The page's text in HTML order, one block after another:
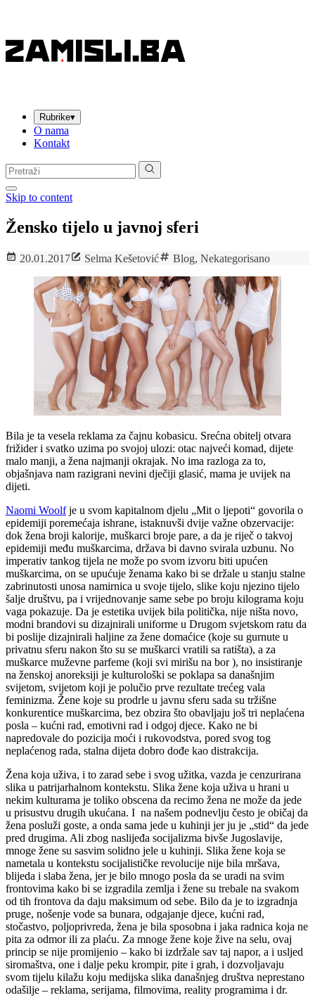
Rubrike▾
O nama
Kontakt
Pretraga:
Skip to content
Žensko tijelo u javnoj sferi
20.01.2017 Selma Kešetović Blog, Nekategorisano
Bila je ta vesela reklama za čajnu kobasicu. Srećna obitelj otvara
frižider i svatko uzima po svojoj ulozi: otac najveći komad, dijete
malo manji, a žena najmanji okrajak. No ima razloga za to,
objašnjava nam razigrani nevini dječiji glasić, mama je uvijek na
dijeti.
Naomi Woolfje u svom kapitalnom djelu „Mit o ljepoti“ govorila o
epidemiji poremećaja ishrane, istaknuvši dvije važne obzervacije:
dok žena broji kalorije, muškarci broje pare, a da je riječ o takvoj
epidemiji među muškarcima, država bi davno svirala uzbunu. No
imperativ tankog tijela ne može po svom izvoru biti upućen
muškarcima, on se upućuje ženama kako bi se držale u stanju stalne
zabrinutosti unosa namirnica u svoje tijelo, slike koju njezino tijelo
šalje društvu, pa i vrijednovanje same sebe po broju kilograma koju
vaga pokazuje. Da je estetika uvijek bila politička, nije ništa novo,
modni brandovi su dizajnirali uniforme u Drugom svjetskom ratu da
bi poslije dizajnirali haljine za žene domaćice (koje su gurnute u
privatnu sferu nakon što su se muškarci vratili sa ratišta), a za
muškarce muževne parfeme (koji svi mirišu na bor ), no insistiranje
na ženskoj anoreksiji je kulturološki se poklapa sa današnjim
svijetom, svijetom koji je polučio prve rezultate trećeg vala
feminizma. Žene koje su prodrle u javnu sferu sada su tržišne
konkurentice muškarcima, bez obzira što obavljaju još tri neplaćena
posla – kućni rad, emotivni rad i odgoj djece. Kako ne bi
napredovale do pozicija moći i rukovodstva, pored svog tog
neplaćenog rada, stalna dijeta dobro dođe kao distrakcija.
Žena koja uživa, i to zarad sebe i svog užitka, vazda je cenzurirana
slika u patrijarhalnom kontekstu. Slika žene koja uživa u hrani u
nekim kulturama je toliko obscena da recimo žena ne može da jede
u prisustvu drugih ukućana. I na našem podnevlju često je običaj da
žena posluži goste, a onda sama jede u kuhinji jer ju je „stid“ da jede
pred drugima. Ali zbog naslijeđa socijalizma bivše Jugoslavije,
mnoge žene su sasvim solidno jele u kuhinji. Slika žene koja se
nametala u kontekstu socijalističke revolucije nije bila mršava,
blijeda i slaba žena, jer je bilo mnogo posla da se uradi na svim
frontovima kako bi se izgradila zemlja i žene su trebale na svakom
od tih frontova da daju maksimum od sebe. Bilo da je to izgradnja
pruge, nošenje vode sa bunara, odgajanje djece, kućni rad,
stočastvo, poljoprivreda, žena je bila sposobna i jaka radnica koja ne
pita za odmor ili za plaću. Za mnoge žene koje žive na selu, ovaj
princip se nije promijenio – kako bi izdržale sav taj napor, a i usljed
siromaštva, one i dalje peku krompir, pite i grah, i dozvoljavaju
svom tijelu kilažu koju medijska slika današnjeg društva neprestano
odašilje – reklama, serijama, filmovima, reality programima i dr.